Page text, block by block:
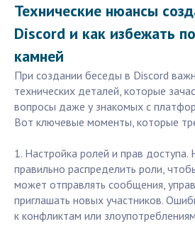
Технические нюансы
Discord и как избежать
камней
При создании беседы в Discord
технических деталей, которые
вопросы даже у знакомых с
Вот ключевые моменты, которые
1. Настройка ролей и прав
правильно распределить роли,
может отправлять сообщения,
приглашать новых участников.
к конфликтам или